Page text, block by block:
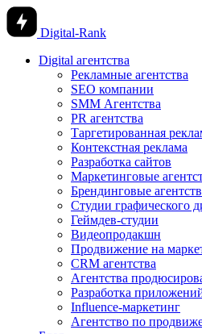
Digital-Rank
Digital агентства
Рекламные агентства
SEO компании
SMM Агентства
PR агентства
Таргетированная
Контекстная реклама
Разработка сайтов
Маркетинговые
Брендинговые
Студии графического
Геймдев-студии
Видеопродакшн
Продвижение на
CRM агентства
Агентства
Разработка
Influence-маркетинг
Агентство по